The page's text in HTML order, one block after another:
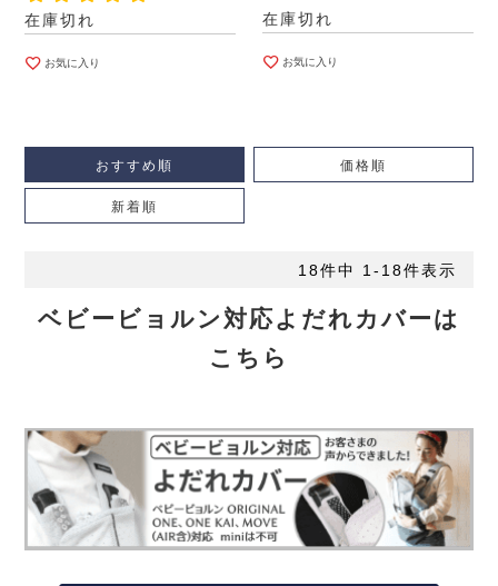
在庫切れ
お気に入り
在庫切れ
お気に入り
おすすめ順 価格順
新着順
18件中 1 - 18件表示
ベビービョルン対応よだれカバーは
こちら